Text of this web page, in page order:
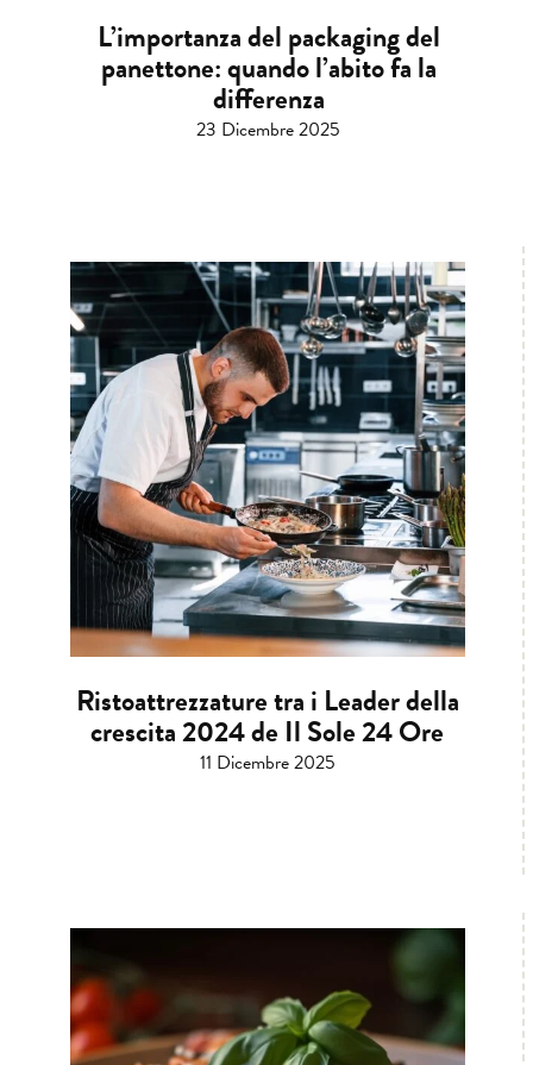
L’importanza del packaging del
panettone: quando l’abito fa la
differenza
23 Dicembre 2025
Ristoattrezzature tra i Leader della
crescita 2024 de Il Sole 24 Ore
11 Dicembre 2025